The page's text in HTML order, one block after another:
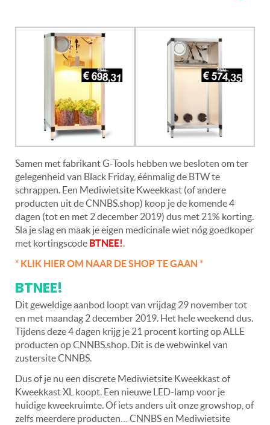
Samen met fabrikant G-Tools hebben we besloten om ter
gelegenheid van Black Friday, éénmalig de BTW te
schrappen. Een Mediwietsite Kweekkast (of andere
producten uit de CNNBS.shop) koop je de komende 4
dagen (tot en met 2 december 2019) dus met 21% korting.
Sla je slag en maak je eigen medicinale wiet nóg goedkoper
met kortingscode BTNEE!.
* KLIK HIER OM NAAR DE SHOP TE GAAN *
BTNEE!
Dit geweldige aanbod loopt van vrijdag 29 november tot
en met maandag 2 december 2019. Het hele weekend dus.
Tijdens deze 4 dagen krijg je 21 procent korting op ALLE
producten op CNNBS.shop. Dit is de webwinkel van
zustersite CNNBS.
Dus of je nu een discrete Mediwietsite Kweekkast of
Kweekkast XL koopt. Een nieuwe LED-lamp voor je
huidige kweekruimte. Of iets anders uit onze growshop, of
zelfs meerdere producten… CNNBS en Mediwietsite